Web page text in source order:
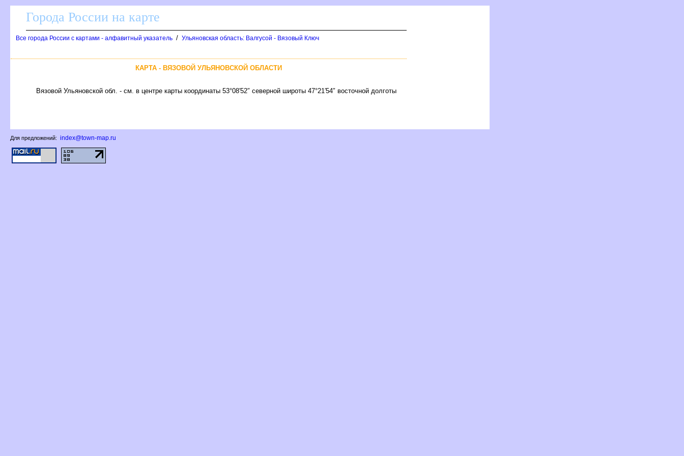
Города России на карте
се города России с картами - алфавитный указатель / Ульяновская область: Валгусой - Вязовый Ключ
КАРТА - ВЯЗОВОЙ УЛЬЯНОВСКОЙ ОБЛАСТИ
язовой Ульяновской обл. - см. в центре карты координаты 53°08′52″ северной широты 47°21′54″ восточной долготы
Для предложений: index@town-map.ru